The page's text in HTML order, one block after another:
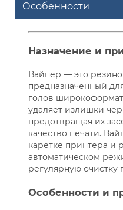
Особенности
Назначение и
Вайпер — это
предназначенный
голов
удаляет излишки
предотвращая их
качество печати.
каретке принтера и
автоматическом
регулярную очистку
Особенности и